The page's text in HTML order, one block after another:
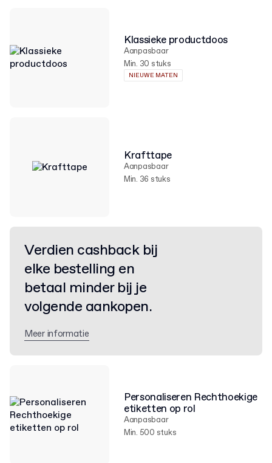
Klassieke productdoos
Aanpasbaar
Min. 30 stuks
NIEUWE MATEN
Krafttape
Aanpasbaar
Min. 36 stuks
Personaliseren Rechthoekige
etiketten op rol
Aanpasbaar
Min. 500 stuks
Verdien cashback bij
elke bestelling en
betaal minder bij je
volgende aankopen.
Meer informatie